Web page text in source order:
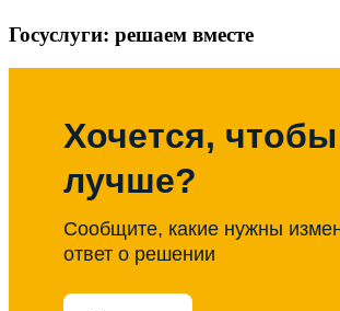
Госуслуги: решаем вместе
Хочется,
лучше?
Сообщите, какие нужны
ответ о решении